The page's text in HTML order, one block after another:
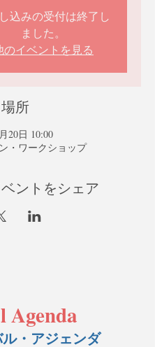
込みの受付は終了し
ました。
のイベントを見る
所
20日 10:00
・ワークショップ
ントをシェア
Agenda
・アジェンダ